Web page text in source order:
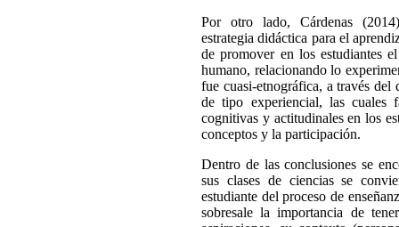
Por otro lado, Cárdenas
estrategia didáctica para el
de promover en los estudiantes
humano, relacionando lo
fue cuasi-etnográfica, a través del
de tipo experiencial, las cuales
cognitivas y actitudinales en los
conceptos y la participación.
Dentro de las conclusiones se
sus clases de ciencias se
estudiante del proceso de
sobresale la importancia de